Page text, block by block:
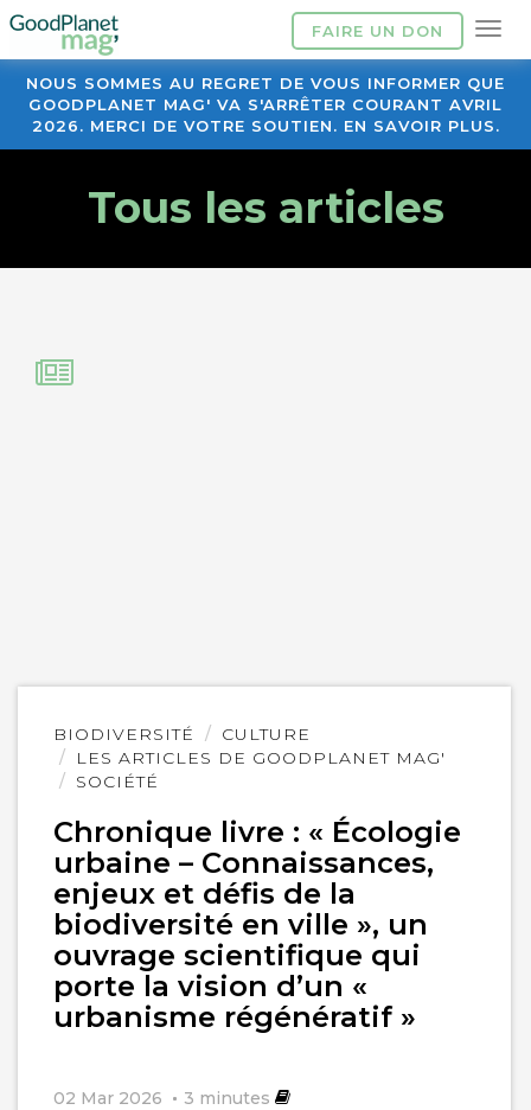
FAIRE UN DON
NOUS SOMMES AU REGRET DE VOUS INFORMER QUE
GOODPLANET MAG' VA S'ARRÊTER COURANT AVRIL
2026. MERCI DE VOTRE SOUTIEN. EN SAVOIR PLUS.
Tous les articles
BIODIVERSITÉ
CULTURE
LES ARTICLES DE GOODPLANET MAG'
SOCIÉTÉ
Chronique livre : « Écologie
urbaine – Connaissances,
enjeux et défis de la
biodiversité en ville », un
ouvrage scientifique qui
porte la vision d’un «
urbanisme régénératif »
02 Mar 2026 3 minutes
Lire
l'article